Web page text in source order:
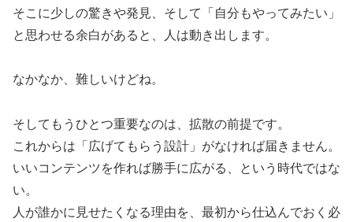
そこに少しの驚きや発見、そして「自分もやってみたい」
と思わせる余白があると、人は動き出します。
なかなか、難しいけどね。
そしてもうひとつ重要なのは、拡散の前提です。
これからは「広げてもらう設計」がなければ届きません。
いいコンテンツを作れば勝手に広がる、という時代ではな
い。
人が誰かに見せたくなる理由を、最初から仕込んでおく必